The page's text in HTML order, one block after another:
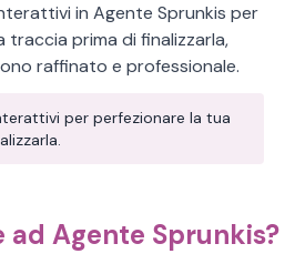
in Agente Sprunkis per
traccia prima di finalizzarla,
raffinato e professionale.
per perfezionare la tua
ad Agente Sprunkis?